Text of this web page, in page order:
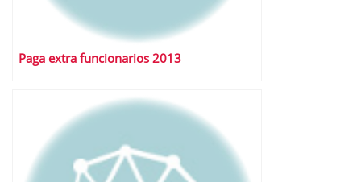
Paga extra funcionarios 2013